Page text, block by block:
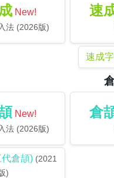
New!
法 (2026版)
速
速成
New!
法 (2026版)
倉頡) (2021
)
倉